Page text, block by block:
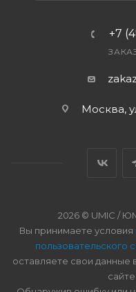
+7
Москва,
2026 © UMIC /
Вы принимаете условия
пользовательского
оставляете свои